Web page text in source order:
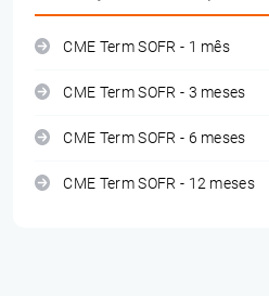
CME Term SOFR - 1 mês
CME Term SOFR - 3 meses
CME Term SOFR - 6 meses
CME Term SOFR - 12 meses